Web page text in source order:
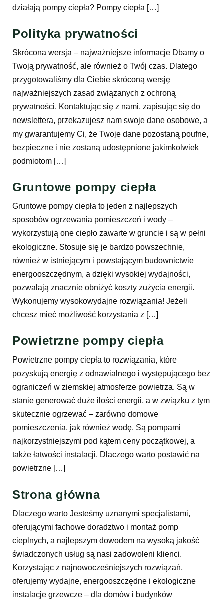
działają pompy ciepła? Pompy ciepła […]
Polityka prywatności
Skrócona wersja – najważniejsze informacje Dbamy o
Twoją prywatność, ale również o Twój czas. Dlatego
przygotowaliśmy dla Ciebie skróconą wersję
najważniejszych zasad związanych z ochroną
prywatności. Kontaktując się z nami, zapisując się do
newslettera, przekazujesz nam swoje dane osobowe, a
my gwarantujemy Ci, że Twoje dane pozostaną poufne,
bezpieczne i nie zostaną udostępnione jakimkolwiek
podmiotom […]
Gruntowe pompy ciepła
Gruntowe pompy ciepła to jeden z najlepszych
sposobów ogrzewania pomieszczeń i wody –
wykorzystują one ciepło zawarte w gruncie i są w pełni
ekologiczne. Stosuje się je bardzo powszechnie,
również w istniejącym i powstającym budownictwie
energooszczędnym, a dzięki wysokiej wydajności,
pozwalają znacznie obniżyć koszty zużycia energii.
Wykonujemy wysokowydajne rozwiązania! Jeżeli
chcesz mieć możliwość korzystania z […]
Powietrzne pompy ciepła
Powietrzne pompy ciepła to rozwiązania, które
pozyskują energię z odnawialnego i występującego bez
ograniczeń w ziemskiej atmosferze powietrza. Są w
stanie generować duże ilości energii, a w związku z tym
skutecznie ogrzewać – zarówno domowe
pomieszczenia, jak również wodę. Są pompami
najkorzystniejszymi pod kątem ceny początkowej, a
także łatwości instalacji. Dlaczego warto postawić na
powietrzne […]
Strona główna
Dlaczego warto Jesteśmy uznanymi specjalistami,
oferującymi fachowe doradztwo i montaż pomp
cieplnych, a najlepszym dowodem na wysoką jakość
świadczonych usług są nasi zadowoleni klienci.
Korzystając z najnowocześniejszych rozwiązań,
oferujemy wydajne, energooszczędne i ekologiczne
instalacje grzewcze – dla domów i budynków